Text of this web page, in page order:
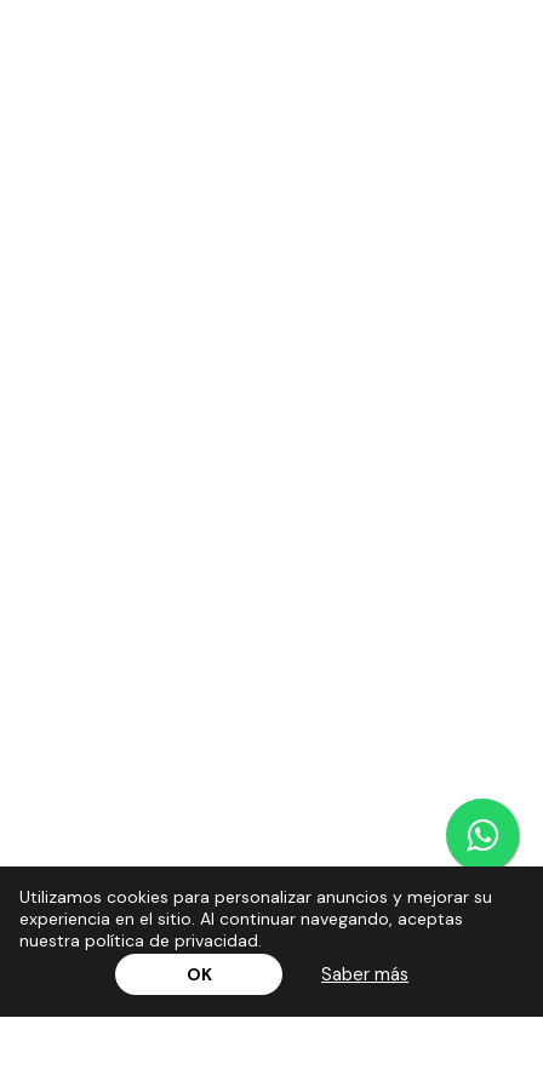
Utilizamos cookies para personalizar anuncios y mejorar su
experiencia en el sitio. Al continuar navegando, aceptas
nuestra política de privacidad.
OK
Saber más